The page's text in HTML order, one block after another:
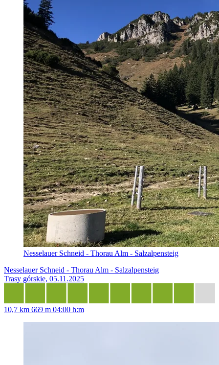
Nesselauer Schneid - Thorau Alm - Salzalpensteig
Nesselauer Schneid - Thorau Alm - Salzalpensteig
Trasy górskie, 05.11.2025
10,7 km 669 m 04:00 h:m